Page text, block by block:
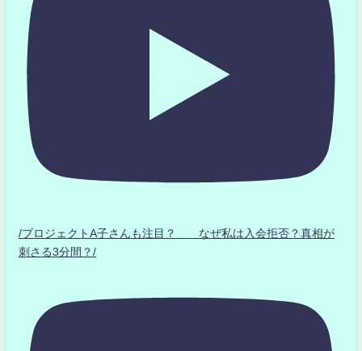
/プロジェクトA子さんも注目？ なぜ私は入会拒否？真相が
刺さる3分間？/